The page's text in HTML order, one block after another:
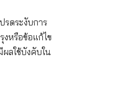
ำหนดไว้ในข้อกำหนดนี้ โ
ดจนเนื้อหาที่ได้ถูกปรับป
ในการใช้งานฉบับล่าสุดที่